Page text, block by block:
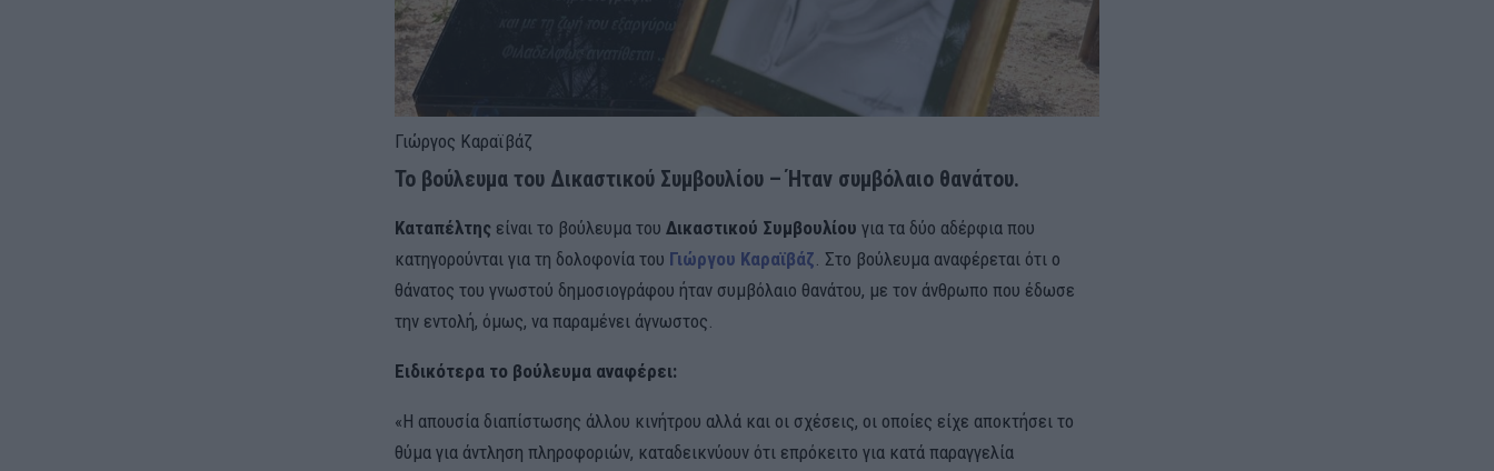
Γιώργος Καραϊβάζ
Το βούλευμα του Δικαστικού Συμβουλίου – Ήταν συμβόλαιο θανάτου.
Καταπέλτης είναι το βούλευμα του Δικαστικού Συμβουλίου για τα δύο αδέρφια που
κατηγορούνται για τη δολοφονία του Γιώργου Καραϊβάζ. Στο βούλευμα αναφέρεται ότι ο
θάνατος του γνωστού δημοσιογράφου ήταν συμβόλαιο θανάτου, με τον άνθρωπο που έδωσε
την εντολή, όμως, να παραμένει άγνωστος.
Ειδικότερα το βούλευμα αναφέρει:
«Η απουσία διαπίστωσης άλλου κινήτρου αλλά και οι σχέσεις, οι οποίες είχε αποκτήσει το
θύμα για άντληση πληροφοριών, καταδεικνύουν ότι επρόκειτο για κατά παραγγελία